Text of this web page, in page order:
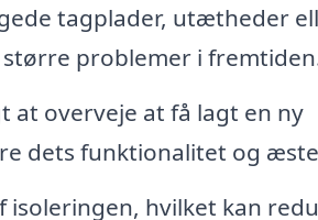
tagplader, utætheder
problemer i
overveje at få lagt en ny
dets funktionalitet og
hvilket kan